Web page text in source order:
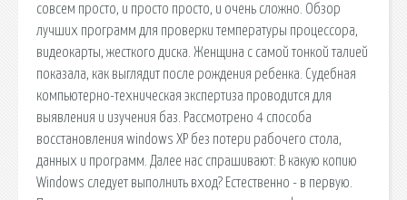
совсем просто, и просто просто, и очень сложно. Обзор
лучших программ для проверки температуры процессора,
видеокарты, жесткого диска. Женщина с самой тонкой талией
показала, как выглядит после рождения ребенка. Судебная
компьютерно-техническая экспертиза проводится для
выявления и изучения баз. Рассмотрено 4 способа
восстановления windows XP без потери рабочего стола,
данных и программ. Далее нас спрашивают: В какую копию
Windows следует выполнить вход? Естественно - в первую.